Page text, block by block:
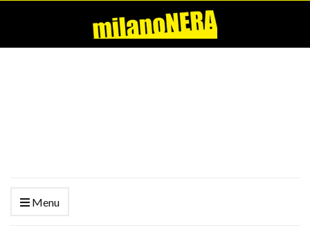
Menu